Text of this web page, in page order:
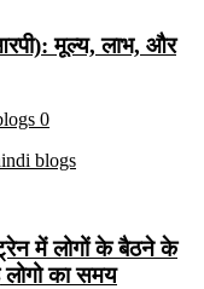
मूल्य, लाभ, और
0
में लोगों के बैठने के
का समय